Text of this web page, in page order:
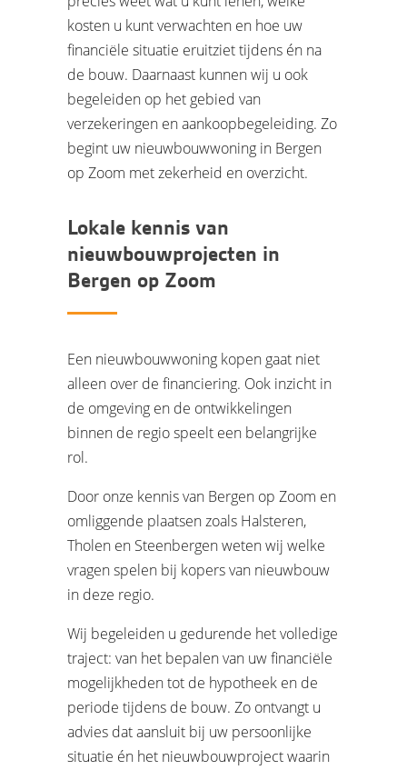
kosten u kunt verwachten en hoe uw
financiële situatie eruitziet tijdens én na
de bouw. Daarnaast kunnen wij u ook
begeleiden op het gebied van
verzekeringen en aankoopbegeleiding. Zo
begint uw nieuwbouwwoning in Bergen
op Zoom met zekerheid en overzicht.
Lokale kennis van
nieuwbouwprojecten in
Bergen op Zoom
Een nieuwbouwwoning kopen gaat niet
alleen over de financiering. Ook inzicht in
de omgeving en de ontwikkelingen
binnen de regio speelt een belangrijke
rol.
Door onze kennis van Bergen op Zoom en
omliggende plaatsen zoals Halsteren,
Tholen en Steenbergen weten wij welke
vragen spelen bij kopers van nieuwbouw
in deze regio.
Wij begeleiden u gedurende het volledige
traject: van het bepalen van uw financiële
mogelijkheden tot de hypotheek en de
periode tijdens de bouw. Zo ontvangt u
advies dat aansluit bij uw persoonlijke
situatie én het nieuwbouwproject waarin